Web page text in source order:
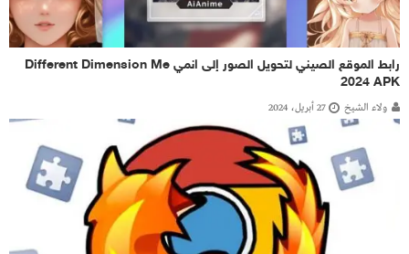
رابط الموقع الصيني لتحويل الصور إلى انمي Different Dimension Me
2024 APK
ولاء الشيخ 27 أبريل، 2024